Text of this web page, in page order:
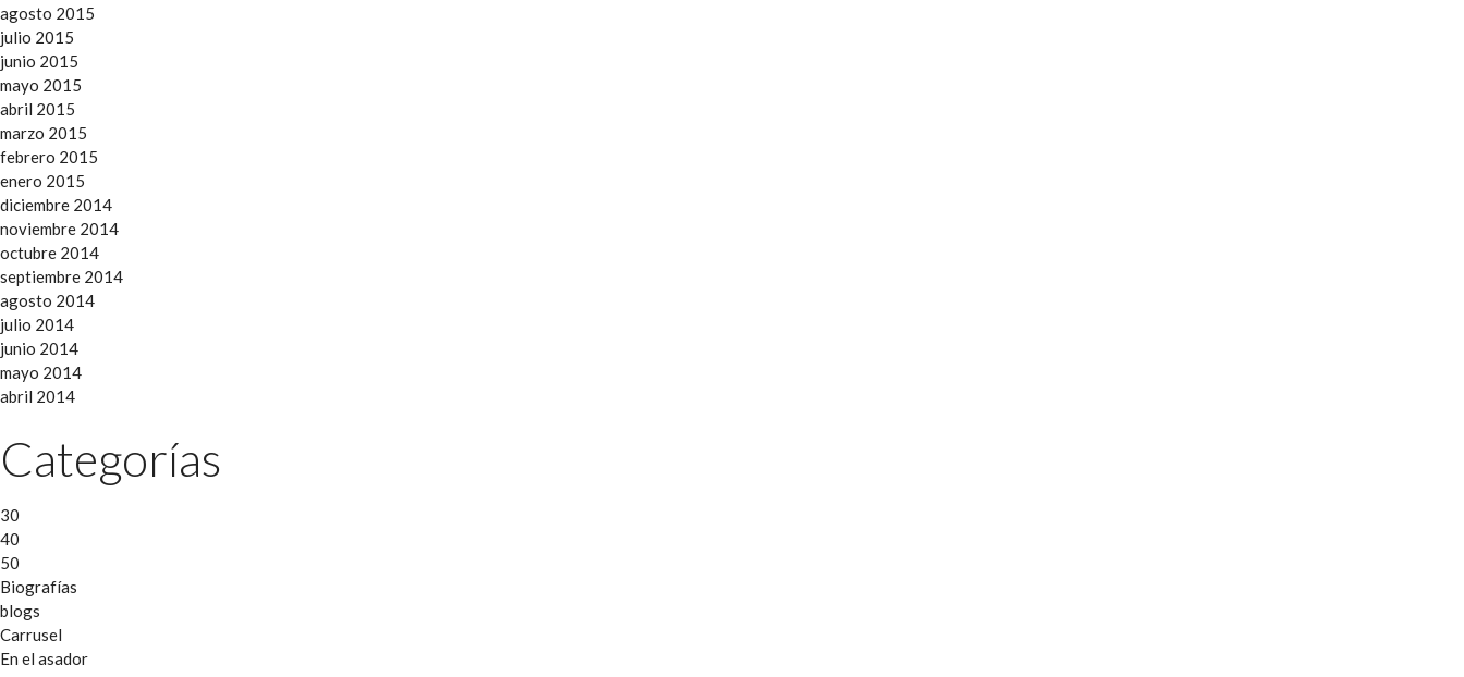
agosto 2015
julio 2015
junio 2015
mayo 2015
abril 2015
marzo 2015
febrero 2015
enero 2015
diciembre 2014
noviembre 2014
octubre 2014
septiembre 2014
agosto 2014
julio 2014
junio 2014
mayo 2014
abril 2014
Categorías
30
40
50
Biografías
blogs
Carrusel
En el asador